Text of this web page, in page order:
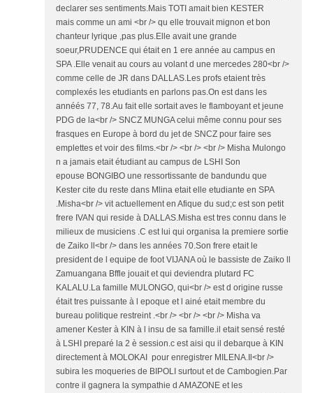
declarer ses sentiments.Mais TOTI amait bien KESTER
mais comme un ami <br /> qu elle trouvait mignon et bon
chanteur lyrique ,pas plus.Elle avait une grande
soeur,PRUDENCE qui était en 1 ere année au campus en
SPA .Elle venait au cours au volant d une mercedes 280<br />
comme celle de JR dans DALLAS.Les profs etaient très
complexés les etudiants en parlons pas.On est dans les
annéés 77, 78.Au fait elle sortait aves le flamboyant et jeune
PDG de la<br /> SNCZ MUNGA celui même connu pour ses
frasques en Europe à bord du jet de SNCZ pour faire ses
emplettes et voir des films.<br /> <br /> <br /> Misha Mulongo
n a jamais etait étudiant au campus de LSHI Son
epouse BONGIBO une ressortissante de bandundu que
Kester cite du reste dans Mlina etait elle etudiante en SPA
.Misha<br /> vit actuellement en Afique du sud;c est son petit
frere IVAN qui reside à DALLAS.Misha est tres connu dans le
milieux de musiciens .C est lui qui organisa la premiere sortie
de Zaiko ll<br /> dans les années 70.Son frere etait le
president de l equipe de foot VIJANA où le bassiste de Zaiko ll
Zamuangana Bffle jouait et qui deviendra plutard FC
KALALU.La famille MULONGO, qui<br /> est d origine russe
était tres puissante à l epoque et l ainé etait membre du
bureau politique restreint .<br /> <br /> <br /> Misha va
amener Kester à KIN à l insu de sa famille.il etait sensé resté
à LSHI preparé la 2 è session.c est aisi qu il debarque à KIN
directement à MOLOKAI pour enregistrer MILENA.Il<br />
subira les moqueries de BIPOLI surtout et de Cambogien.Par
contre il gagnera la sympathie d AMAZONE et les